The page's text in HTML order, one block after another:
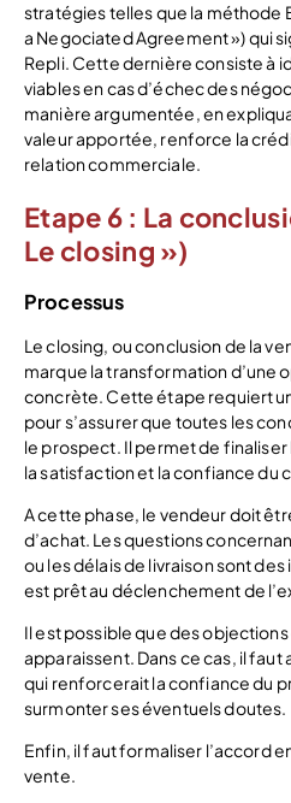
stratégies telles que la méthode
a Negociated Agreement ») qui
Repli. Cette dernière consiste à
viables en cas d’échec des
manière argumentée, en
valeur apportée, renforce la
relation commerciale.
Etape 6 : La
Le closing »)
Processus
Le closing, ou conclusion de la
marque la transformation d’une
concrète. Cette étape requiert
pour s’assurer que toutes les
le prospect. Il permet de
la satisfaction et la confiance du
A cette phase, le vendeur doit
d’achat. Les questions
ou les délais de livraison sont
est prêt au déclenchement de
Il est possible que des
apparaissent. Dans ce cas, il
qui renforcerait la confiance du
surmonter ses éventuels doutes.
Enfin, il faut formaliser l’accord
vente.